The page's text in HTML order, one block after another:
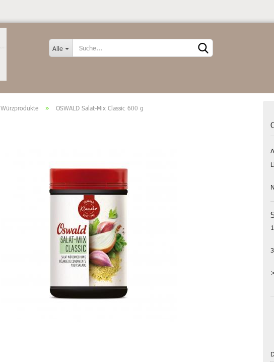
Sprache auswählen
Passwort
Alle
Würzprodukte » OSWALD Salat-Mix Classic 600 g